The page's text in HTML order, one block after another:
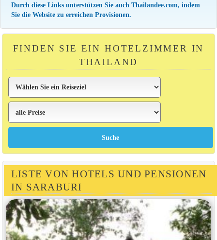
Durch diese Links unterstützen Sie auch Thailandee.com, indem
Sie die Website zu erreichen Provisionen.
FINDEN SIE EIN HOTELZIMMER IN
THAILAND
LISTE VON HOTELS UND PENSIONEN
IN SARABURI